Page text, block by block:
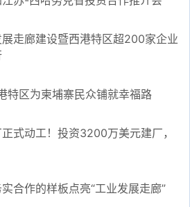
走廊建设暨西港特区超200家企业
特区为柬埔寨民众铺就幸福路
式动工！投资3200万美元建厂，
合作的样板点亮“工业发展走廊”